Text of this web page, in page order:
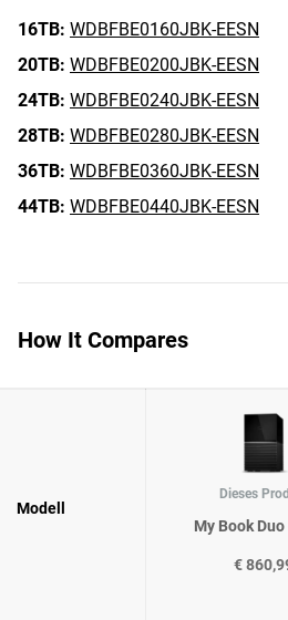
16TB: WDBFBE0160JBK-EESN
20TB: WDBFBE0200JBK-EESN
24TB: WDBFBE0240JBK-EESN
28TB: WDBFBE0280JBK-EESN
36TB: WDBFBE0360JBK-EESN
44TB: WDBFBE0440JBK-EESN
How It Compares
Modell
Dieses
My Book
€